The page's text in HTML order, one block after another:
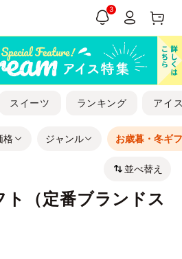
3
スイーツ ランキング アイ
格 ジャンル お歳暮・冬ギ
並べ替え
ト（定番ブランドス